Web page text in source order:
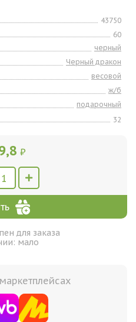
43750
60
черный
Черный дракон
весовой
ж/б
подарочный
32
₽
для заказа
мало